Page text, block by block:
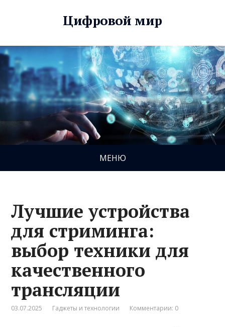
Цифровой мир
МЕНЮ
Лучшие устройства
для стриминга:
выбор техники для
качественного
трансляции
03.07.2025 Гаджеты и технологии Комментарии: 0